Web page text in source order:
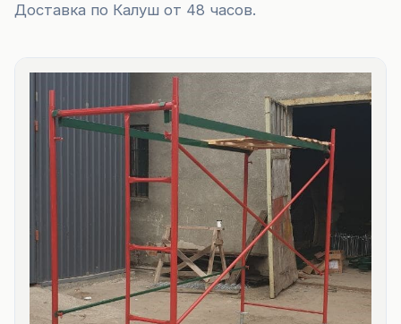
Доставка по Калуш от 48 часов.